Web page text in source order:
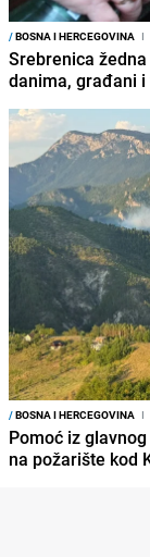
/BOSNA I HERCEGOVINA I
Srebrenica
danima, građani
/BOSNA I HERCEGOVINA I
Pomoć iz
na požarište kod